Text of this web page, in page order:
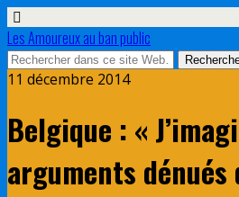
Les Amoureux au ban public
11 décembre 2014
Belgique : «
arguments dénués